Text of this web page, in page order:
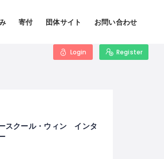
寄付 団体サイト お問い合わせ
Login Register
スクール・ウィン インタ